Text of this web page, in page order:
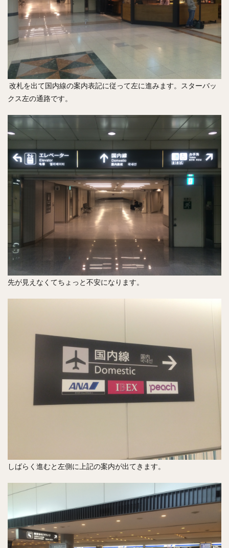
改札を出て国内線の案内表記に従って左に進みます。スターバッ
クス左の通路です。
先が見えなくてちょっと不安になります。
しばらく進むと左側に上記の案内が出てきます。